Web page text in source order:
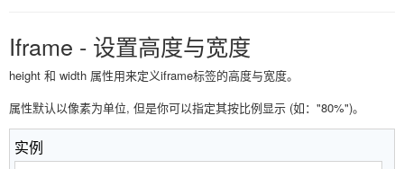
Iframe - 设置高度与宽度
height 和 width 属性用来定义iframe标签的高度与宽度。
属性默认以像素为单位, 但是你可以指定其按比例显示 (如："80%")。
实例